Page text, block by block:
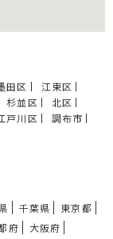
田区
江東区
杉並区
北区
戸川区
調布市
千葉県
東京都
府
大阪府